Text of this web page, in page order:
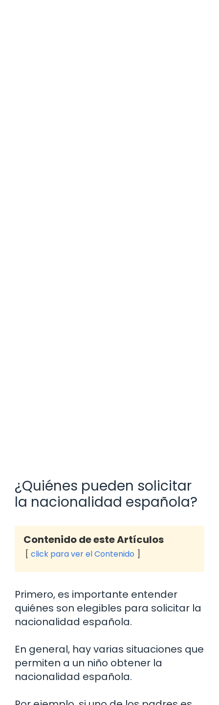
¿Quiénes pueden solicitar
la nacionalidad española?
Contenido de este Artículos
click para ver el Contenido
Primero, es importante entender
quiénes son elegibles para solicitar la
nacionalidad española.
En general, hay varias situaciones que
permiten a un niño obtener la
nacionalidad española.